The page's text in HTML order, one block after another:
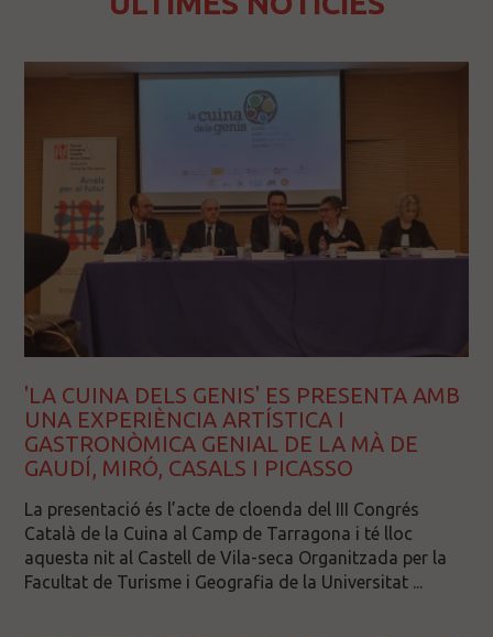
'LA CUINA DELS GENIS' ES PRESENTA AMB
UNA EXPERIÈNCIA ARTÍSTICA I
GASTRONÒMICA GENIAL DE LA MÀ DE
GAUDÍ, MIRÓ, CASALS I PICASSO
La presentació és l’acte de cloenda del III Congrés
Català de la Cuina al Camp de Tarragona i té lloc
aquesta nit al Castell de Vila-seca Organitzada per la
Facultat de Turisme i Geografia de la Universitat ...